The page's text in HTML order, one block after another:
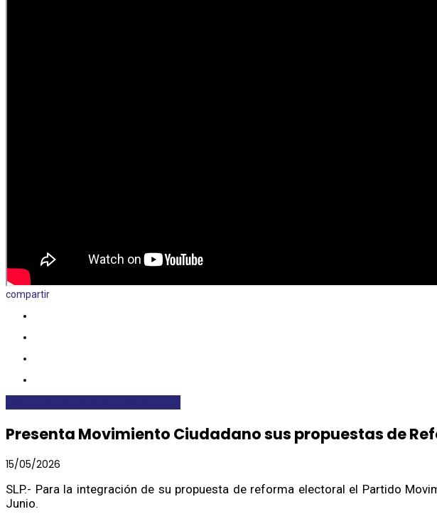
compartir
Presenta Movimiento Ciudadano sus propuestas de
15/05/2026
SLP.- Para la integración de su propuesta de reforma electoral el Partido
Junio.